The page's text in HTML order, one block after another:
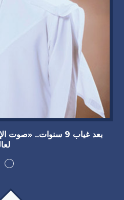
بعد غياب 9 سنوات..